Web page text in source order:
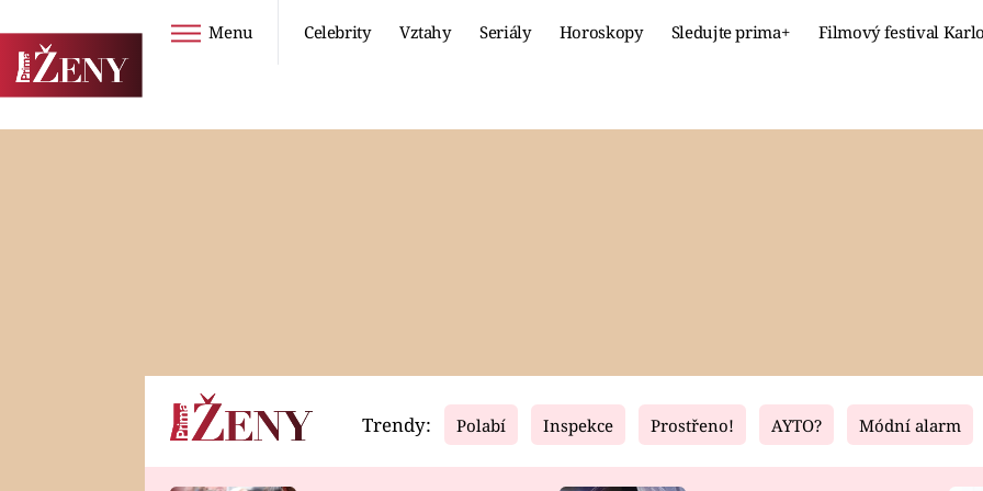
Menu Celebrity Vztahy Seriály Horoskopy Sledujte prima+ Filmový festival
Horoskopy Video Fresh Living
Trendy: Polabí Inspekce Prostřeno! AYTO? Módní alarm